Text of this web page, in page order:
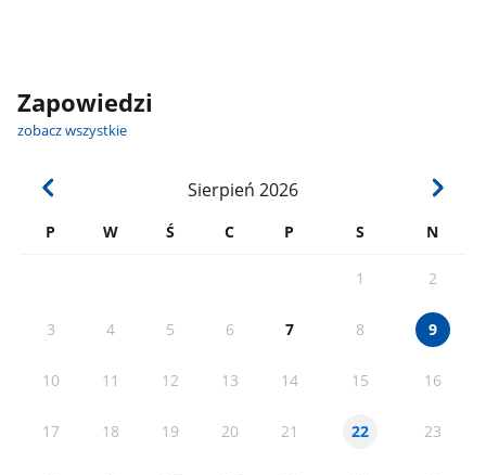
Zapowiedzi
zobacz wszystkie
Sierpień 2026
P W Ś C P S N
1 2
3 4 5 6 7 8 9
10 11 12 13 14 15 16
17 18 19 20 21 22 23